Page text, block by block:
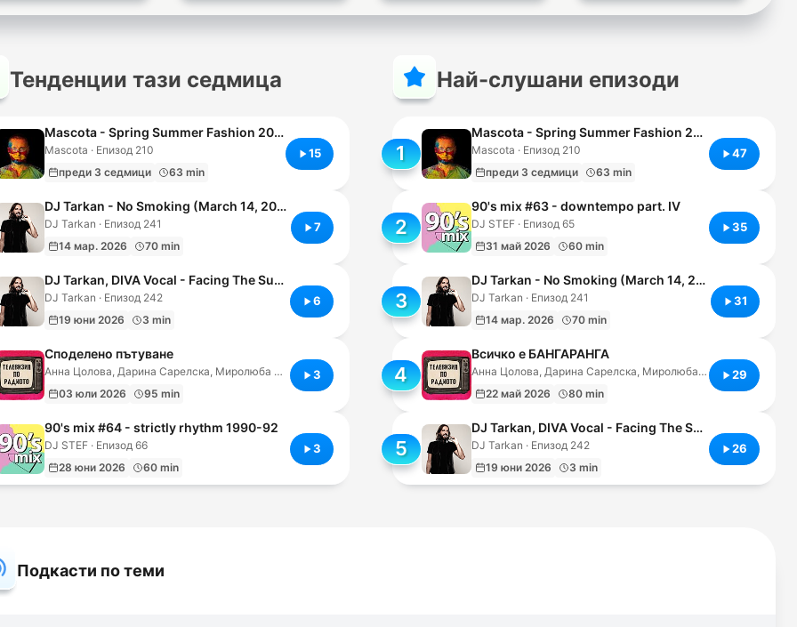
Тенденции тази седмица
Mascota - Spring Summer Fashion 2026
Mascota · Епизод 210
преди 3 седмици
63 min
15
DJ Tarkan - No Smoking (March 14, 2026)
DJ Tarkan · Епизод 241
14 мар. 2026
70 min
7
DJ Tarkan, DIVA Vocal - Facing The Sun (Original Mix)
DJ Tarkan · Епизод 242
19 юни 2026
3 min
6
Споделено пътуване
Анна Цолова, Дарина Сарелска, Миролюба Бенатова · Епизод 121
03 юли 2026
95 min
3
90's mix #64 - strictly rhythm 1990-92
DJ STEF · Епизод 66
28 юни 2026
60 min
3
Най-слушани епизоди
1
Mascota - Spring Summer Fashion 2026
Mascota · Епизод 210
преди 3 седмици
63 min
47
2
90's mix #63 - downtempo part. IV
DJ STEF · Епизод 65
31 май 2026
60 min
35
3
DJ Tarkan - No Smoking (March 14, 2026)
DJ Tarkan · Епизод 241
14 мар. 2026
70 min
31
4
Всичко е БАНГАРАНГА
Анна Цолова, Дарина Сарелска, Миролюба Бенатова · Епизод 117
22 май 2026
80 min
29
5
DJ Tarkan, DIVA Vocal - Facing The Sun (Original Mix)
DJ Tarkan · Епизод 242
19 юни 2026
3 min
26
Подкасти по теми